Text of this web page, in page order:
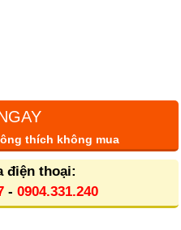
thích không mua
điện thoại:
- 0904.331.240